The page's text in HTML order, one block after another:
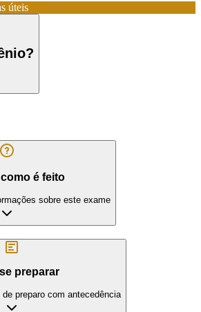
úteis
é feito
sobre este exame
preparar
preparo com antecedência